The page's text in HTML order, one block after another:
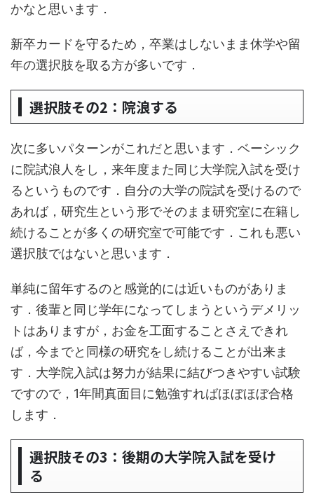
かなと思います．
新卒カードを守るため，卒業はしないまま休学や留
年の選択肢を取る方が多いです．
選択肢その2：院浪する
次に多いパターンがこれだと思います．ベーシック
に院試浪人をし，来年度また同じ大学院入試を受け
るというものです．自分の大学の院試を受けるので
あれば，研究生という形でそのまま研究室に在籍し
続けることが多くの研究室で可能です．これも悪い
選択肢ではないと思います．
単純に留年するのと感覚的には近いものがありま
す．後輩と同じ学年になってしまうというデメリッ
トはありますが，お金を工面することさえできれ
ば，今までと同様の研究をし続けることが出来ま
す．大学院入試は努力が結果に結びつきやすい試験
ですので，1年間真面目に勉強すればほぼほぼ合格
します．
選択肢その3：後期の大学院入試を受け
る